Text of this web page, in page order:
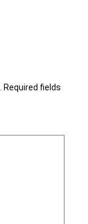
Required fields